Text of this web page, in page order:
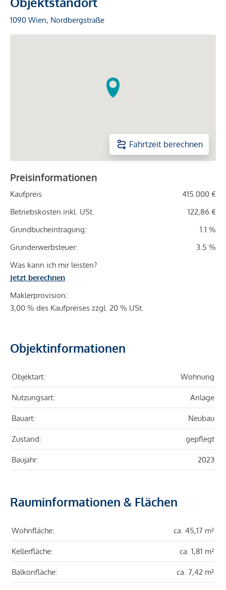
1090 Wien, Nordbergstraße
Fahrtzeit berechnen
Preisinformationen
Kaufpreis
415.000 €
Betriebskosten inkl. USt.
122,86 €
Grundbucheintragung:
1.1 %
Grunderwerbsteuer:
3.5 %
Was kann ich mir leisten?
Jetzt berechnen
Maklerprovision:
3,00 % des Kaufpreises zzgl. 20 % USt.
Objektinformationen
Objektart: Wohnung
Nutzungsart: Anlage
Bauart: Neubau
Zustand: gepflegt
Baujahr: 2023
Rauminformationen & Flächen
Wohnfläche: ca. 45,17 m²
Kellerfläche: ca. 1,81 m²
Balkonfläche: ca. 7,42 m²